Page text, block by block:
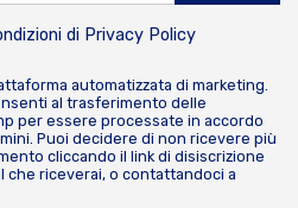
di Privacy Policy
automatizzata di marketing.
al trasferimento delle
per essere processate in accordo
. Puoi decidere di non ricevere più
cliccando il link di disiscrizione
che riceverai, o contattandoci a